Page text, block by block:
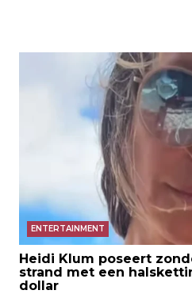
ENTERTAINMENT
Heidi Klum poseert
strand met een
dollar